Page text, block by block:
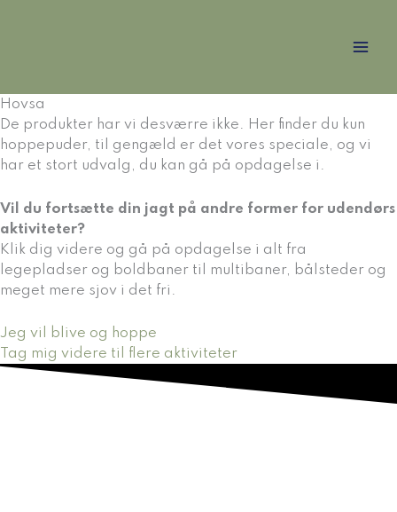
Hovsa
De produkter har vi desværre ikke. Her finder du kun
hoppepuder, til gengæld er det vores speciale, og vi
har et stort udvalg, du kan gå på opdagelse i.
Vil du fortsætte din jagt på andre former for udendørs
aktiviteter?
Klik dig videre og gå på opdagelse i alt fra
legepladser og boldbaner til multibaner, bålsteder og
meget mere sjov i det fri.
Jeg vil blive og hoppe
Tag mig videre til flere aktiviteter